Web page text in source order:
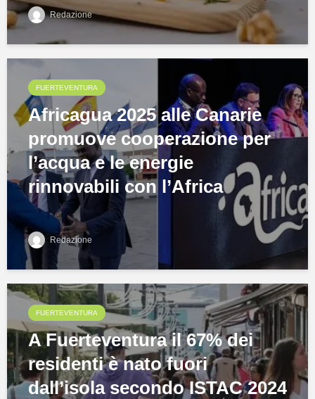
Redazione
FUERTEVENTURA
Africagua 2025 alle Canarie
promuove cooperazione per
l’acqua e le energie
rinnovabili con l’Africa
Redazione
FUERTEVENTURA
A Fuerteventura il 67% dei
residenti è nato fuori
dall’isola secondo ISTAC 2024